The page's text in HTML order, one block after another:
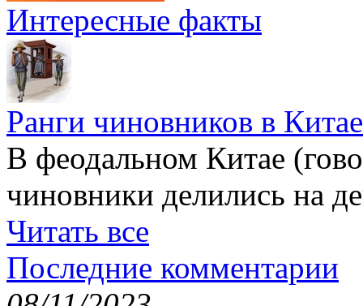
Интересные факты
Ранги чиновников в Китае
В феодальном Китае
чиновники делились на
Читать все
Последние комментарии